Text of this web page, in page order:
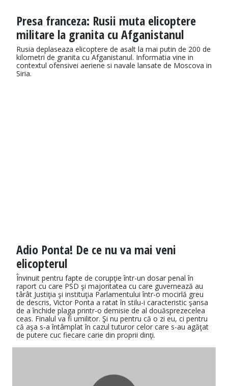
Presa franceza: Rusii muta elicoptere
militare la granita cu Afganistanul
Rusia deplaseaza elicoptere de asalt la mai putin de 200 de
kilometri de granita cu Afganistanul. Informatia vine in
contextul ofensivei aeriene si navale lansate de Moscova in
Siria.
Adio Ponta! De ce nu va mai veni
elicopterul
Învinuit pentru fapte de corupţie într-un dosar penal în
raport cu care PSD şi majoritatea cu care guvernează au
târât Justiţia şi instituţia Parlamentului într-o mocirlă greu
de descris, Victor Ponta a ratat în stilu-i caracteristic şansa
de a închide plaga printr-o demisie de al douăsprezecelea
ceas. Finalul va fi umilitor. Şi nu pentru că o zi eu, ci pentru
că aşa s-a întâmplat în cazul tuturor celor care s-au agăţat
de putere cuc fiecare carie din proprii dinţi.